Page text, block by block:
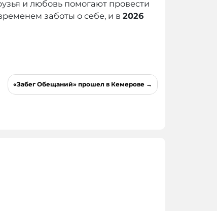
и любовь помогают провести
заботы о себе, и в 2026
«Забег Обещаний» прошел в Кемерове